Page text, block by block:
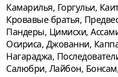
Камарилья, Горгульи,
Кровавые братья,
Пандеры, Цимисхи,
Осириса, Джованни,
Нагараджа,
Салюбри, Лайбон,